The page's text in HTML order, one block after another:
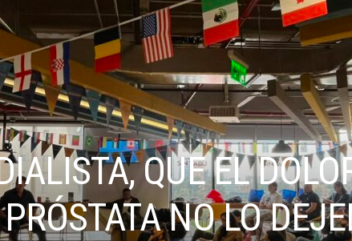
QUE EL
NO LO